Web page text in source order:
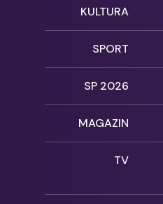
KULTURA
SPORT
SP 2026
MAGAZIN
TV